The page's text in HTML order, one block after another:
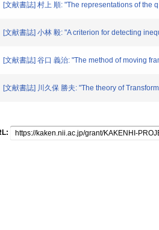
[文献書誌] 村上 順: "The representations of
[文献書誌] 小林 毅: "A criterion for detecting
[文献書誌] 谷口 義治: "The method of moving
[文献書誌] 川久保 勝夫: "The theory of